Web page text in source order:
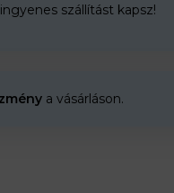
ingyenes szállítást kapsz!
a vásárláson.